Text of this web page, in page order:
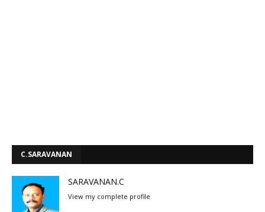
C.SARAVANAN
SARAVANAN.C
View my complete profile